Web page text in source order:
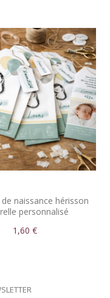
naissance hérisson
personnalisé
1,60 €